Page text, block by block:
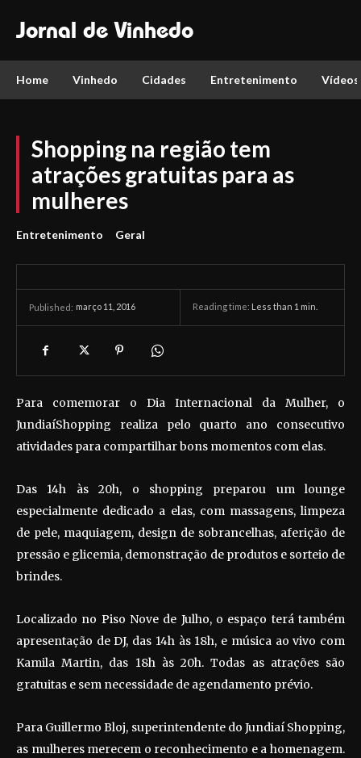
Jornal de Vinhedo
Home Vinhedo Cidades Entretenimento Vídeos
Shopping na região tem
atrações gratuitas para as
mulheres
Entretenimento Geral
Published: março 11, 2016 Reading time: Less than 1 min.
Para comemorar o Dia Internacional da Mulher, o
JundiaíShopping realiza pelo quarto ano consecutivo
atividades para compartilhar bons momentos com elas.
Das 14h às 20h, o shopping preparou um lounge
especialmente dedicado a elas, com massagens, limpeza
de pele, maquiagem, design de sobrancelhas, aferição de
pressão e glicemia, demonstração de produtos e sorteio de
brindes.
Localizado no Piso Nove de Julho, o espaço terá também
apresentação de DJ, das 14h às 18h, e música ao vivo com
Kamila Martin, das 18h às 20h. Todas as atrações são
gratuitas e sem necessidade de agendamento prévio.
Para Guillermo Bloj, superintendente do Jundiaí Shopping,
as mulheres merecem o reconhecimento e a homenagem.